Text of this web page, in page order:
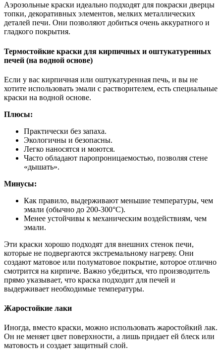
Аэрозольные краски идеально подходят для покраски дверцы
топки, декоративных элементов, мелких металлических
деталей печи. Они позволяют добиться очень аккуратного и
гладкого покрытия.
Термостойкие краски для кирпичных и оштукатуренных
печей (на водной основе)
Если у вас кирпичная или оштукатуренная печь, и вы не
хотите использовать эмали с растворителем, есть специальные
краски на водной основе.
Плюсы:
Практически без запаха.
Экологичны и безопасны.
Легко наносятся и моются.
Часто обладают паропроницаемостью, позволяя стене
«дышать».
Минусы:
Как правило, выдерживают меньшие температуры, чем
эмали (обычно до 200-300°C).
Менее устойчивы к механическим воздействиям, чем
эмали.
Эти краски хорошо подходят для внешних стенок печи,
которые не подвергаются экстремальному нагреву. Они
создают матовое или полуматовое покрытие, которое отлично
смотрится на кирпиче. Важно убедиться, что производитель
прямо указывает, что краска подходит для печей и
выдерживает необходимые температуры.
Жаростойкие лаки
Иногда, вместо краски, можно использовать жаростойкий лак.
Он не меняет цвет поверхности, а лишь придает ей блеск или
матовость и создает защитный слой.